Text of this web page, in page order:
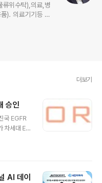
위수탁),의료,병
). 의료기기등 ☞
더보기
승인
국 EGFR
차세대 EG
회(HRE
환자까지
AI 데이